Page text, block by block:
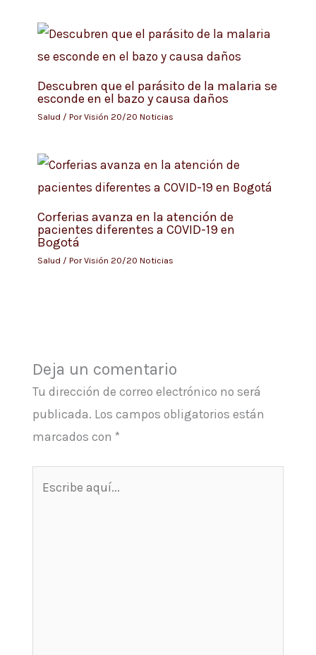
Descubren que el parásito de la malaria se
esconde en el bazo y causa daños
Salud / PorVisión 20/20 Noticias
Corferias avanza en la atención de
pacientes diferentes a COVID-19 en
Bogotá
Salud / PorVisión 20/20 Noticias
Deja un comentario
Tu dirección de correo electrónico no será
publicada. Los campos obligatorios están
marcados con *